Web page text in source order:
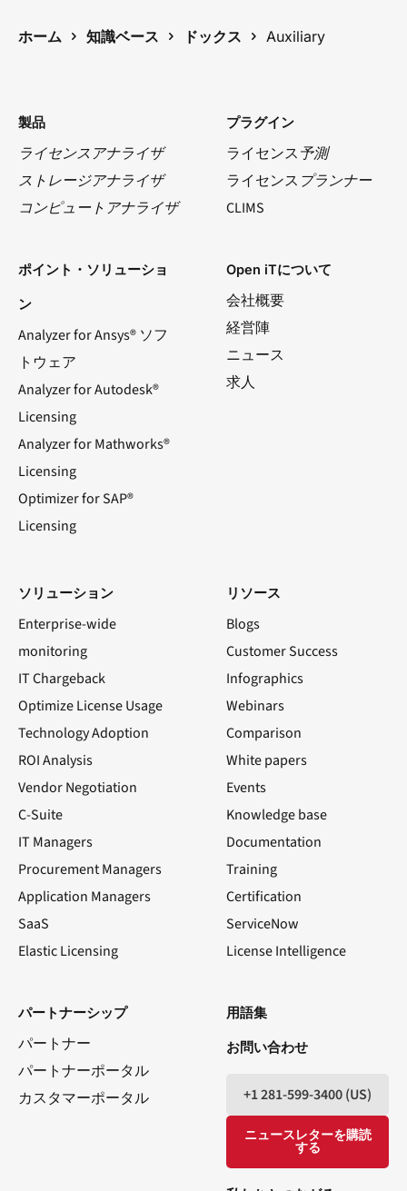
ホーム 知識ベース ドックス Auxiliary
製品
ライセンスアナライザ
ストレージアナライザ
コンピュートアナライザ
プラグイン
ライセンス予測
ライセンス プランナー
CLIMS
ポイント・ソリューショ
ン
Analyzer for Ansys® ソフ
トウェア
Analyzer for Autodesk®
Licensing
Analyzer for Mathworks®
Licensing
Optimizer for SAP®
Licensing
Open iTについて
会社概要
経営陣
ニュース
求人
ソリューション
Enterprise-wide
monitoring
IT Chargeback
Optimize License Usage
Technology Adoption
ROI Analysis
Vendor Negotiation
C-Suite
IT Managers
Procurement Managers
Application Managers
SaaS
Elastic Licensing
リソース
Blogs
Customer Success
Infographics
Webinars
Comparison
White papers
Events
Knowledge base
Documentation
Training
Certification
ServiceNow
License Intelligence
パートナーシップ
パートナー
パートナーポータル
カスタマーポータル
用語集
お問い合わせ
+1 281-599-3400 (US)
ニュースレターを購読
する